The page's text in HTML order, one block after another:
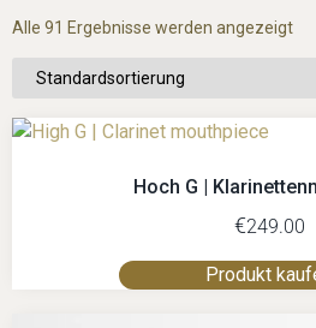
Alle 91 Ergebnisse werden angezeigt
Hoch G |
€249.00
Produkt